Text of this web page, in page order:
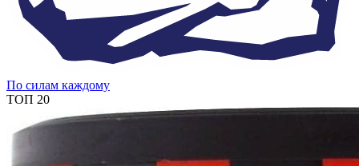
По силам каждому
ТОП 20